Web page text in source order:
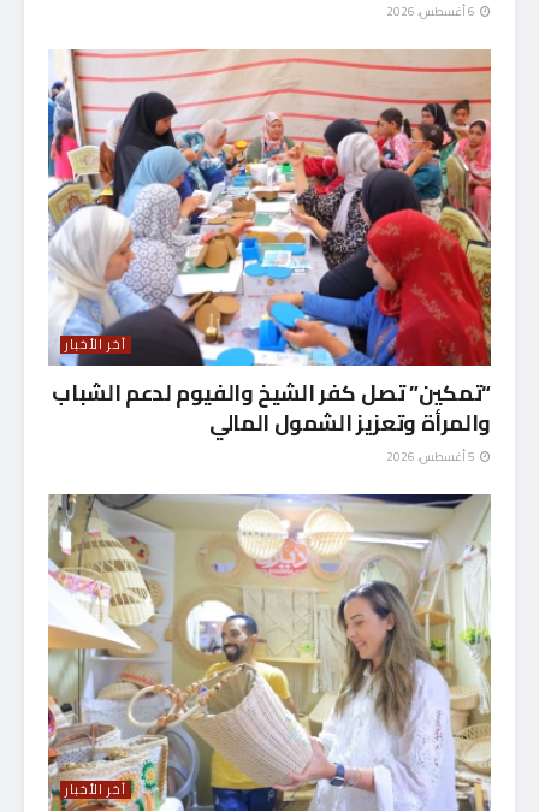
آخر الأخبار
“تمكين” تصل كفر الشيخ والفيوم لدعم الشباب
والمرأة وتعزيز الشمول المالي
آخر الأخبار